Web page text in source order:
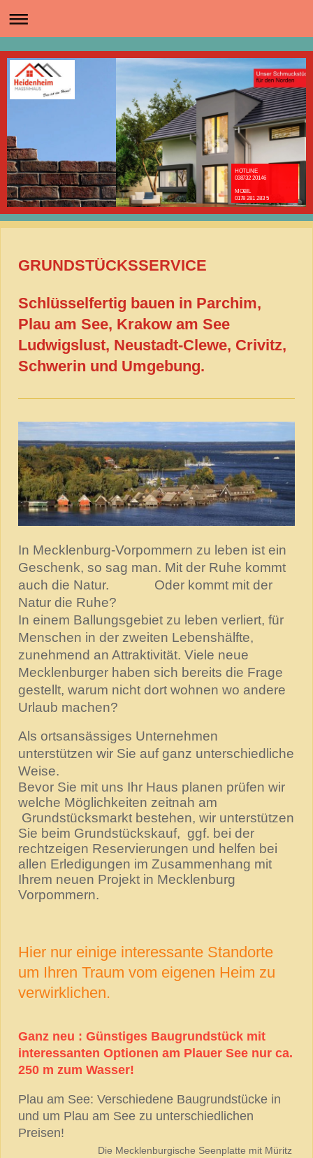
HOTLINE
038732 20146
MOBIL
0178 281 283 5
GRUNDSTÜCKSSERVICE
Schlüsselfertig bauen in Parchim,
Plau am See, Krakow am See
Ludwigslust, Neustadt-Clewe, Crivitz,
Schwerin und Umgebung.
In Mecklenburg-Vorpommern zu leben ist ein
Geschenk, so sag man. Mit der Ruhe kommt
auch die Natur. Oder kommt mit der
Natur die Ruhe?
In einem Ballungsgebiet zu leben verliert, für
Menschen in der zweiten Lebenshälfte,
zunehmend an Attraktivität. Viele neue
Mecklenburger haben sich bereits die Frage
gestellt, warum nicht dort wohnen wo andere
Urlaub machen?
Als ortsansässiges Unternehmen
unterstützen wir Sie auf ganz unterschiedliche
Weise.
Bevor Sie mit uns Ihr Haus planen prüfen wir
welche Möglichkeiten zeitnah am
Grundstücksmarkt bestehen, wir unterstützen
Sie beim Grundstückskauf, ggf. bei der
rechtzeigen Reservierungen und helfen bei
allen Erledigungen im Zusammenhang mit
Ihrem neuen Projekt in Mecklenburg
Vorpommern.
Hier nur einige interessante Standorte
um Ihren Traum vom eigenen Heim zu
verwirklichen.
Ganz neu : Günstiges Baugrundstück mit
interessanten Optionen am Plauer See nur ca.
250 m zum Wasser!
Plau am See: Verschiedene Baugrundstücke in
und um Plau am See zu unterschiedlichen
Preisen!
Die Mecklenburgische Seenplatte mit Müritz